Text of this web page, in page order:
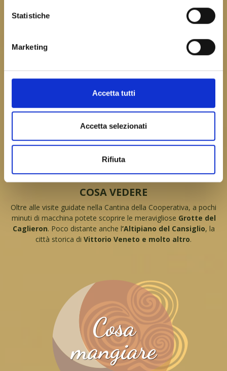
Statistiche
Marketing
Accetta tutti
Accetta selezionati
Rifiuta
Cosa vedere
COSA VEDERE
Oltre alle visite guidate nella Cantina della Cooperativa, a pochi
minuti di macchina potete scoprire le meravigliose Grotte del
Caglieron. Poco distante anche l’Altipiano del Cansiglio, la
città storica di Vittorio Veneto e molto altro.
Cosa
mangiare